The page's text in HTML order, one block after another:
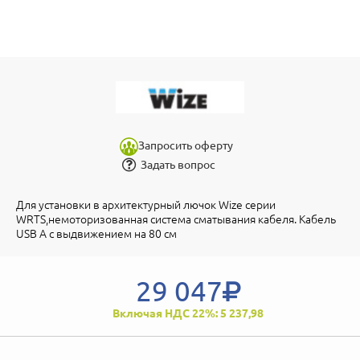
Запросить оферту
Задать вопрос
Для установки в архитектурный лючок Wize серии
WRTS,немоторизованная система сматывания кабеля. Кабель
USB A с выдвижением на 80 см
29 047
Включая НДС 22%: 5 237,98